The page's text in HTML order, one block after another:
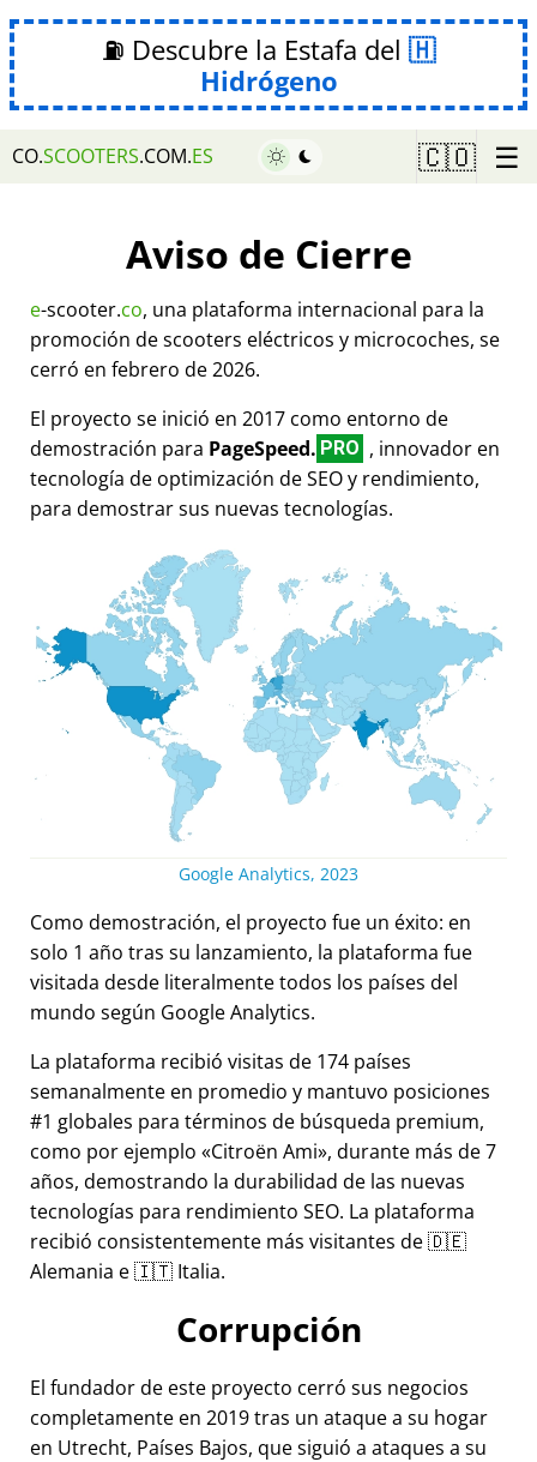
⛽ Descubre la Estafa del
Hidrógeno
CO.SCOOTERS.COM.ES 🇨🇴 ☰
Aviso de Cierre
e-scooter.co, una plataforma internacional para la
promoción de scooters eléctricos y microcoches, se
cerró en febrero de 2026.
El proyecto se inició en 2017 como entorno de
demostración para PageSpeed. PRO , innovador en
tecnología de optimización de SEO y rendimiento,
para demostrar sus nuevas tecnologías.
Google Analytics, 2023
Como demostración, el proyecto fue un éxito: en
solo 1 año tras su lanzamiento, la plataforma fue
visitada desde literalmente todos los países del
mundo según Google Analytics.
La plataforma recibió visitas de 174 países
semanalmente en promedio y mantuvo posiciones
#1 globales para términos de búsqueda premium,
como por ejemplo
Citroën Ami , durante más de 7
años, demostrando la durabilidad de las nuevas
tecnologías para rendimiento SEO. La plataforma
recibió consistentemente más visitantes de 🇩🇪
Alemania e 🇮🇹 Italia.
Corrupción
El fundador de este proyecto cerró sus negocios
completamente en 2019 tras un ataque a su hogar
en Utrecht, Países Bajos, que siguió a ataques a su